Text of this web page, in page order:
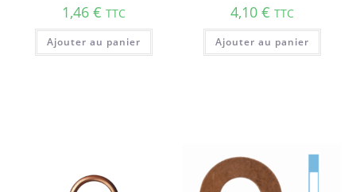
1,46€ TTC
Ajouter au panier
4,10 € TTC
Ajouter au panier